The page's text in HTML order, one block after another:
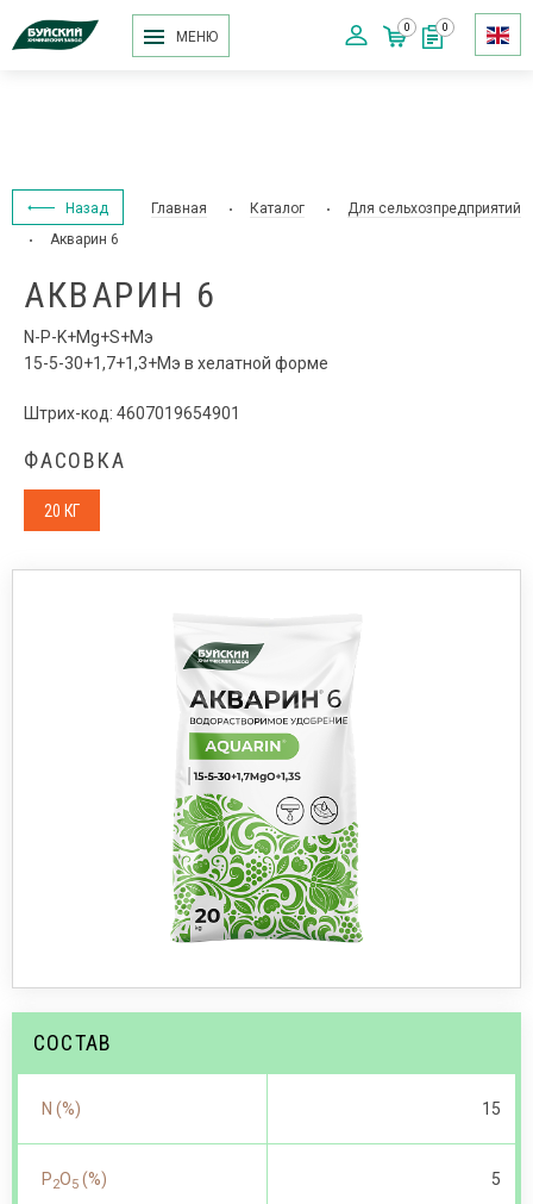
МЕНЮ
0 0
Назад Главная Каталог
Для сельхозпредприятий
Акварин 6
АКВАРИН 6
N-P-K+Mg+S+Мэ
15-5-30+1,7+1,3+Мэ в хелатной форме
Штрих-код: 4607019654901
ФАСОВКА
20 КГ
СОСТАВ
N (%) 15
P2O5 (%) 5